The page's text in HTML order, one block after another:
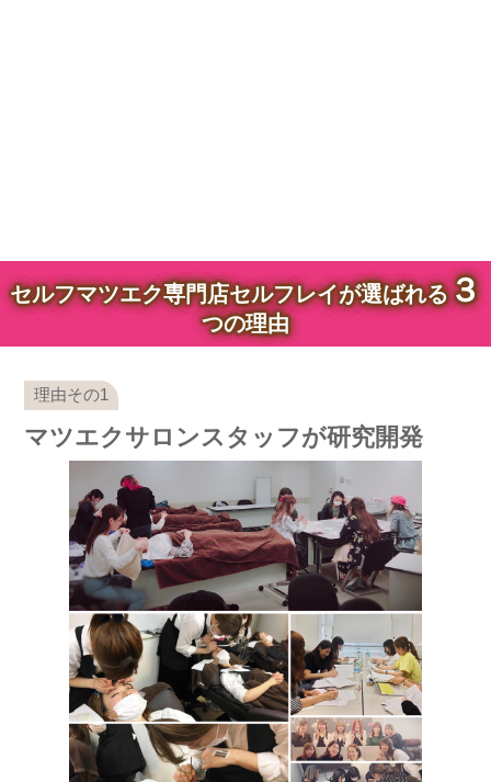
セルフマツエク専門店セルフレイが選ばれる３
つの理由
マツエクサロンスタッフが研究開発